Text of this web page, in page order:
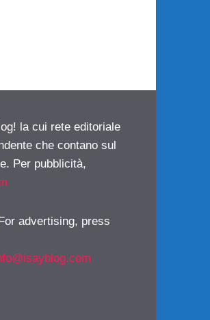
la cui rete editoriale
che contano sul
Per pubblicità,
advertising, press